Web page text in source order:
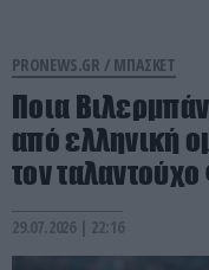
PRONEWS.GR / ΜΠΑΣΚΕΤ
Ποια
από ελληνική
τον
29.07.2026 | 22:16